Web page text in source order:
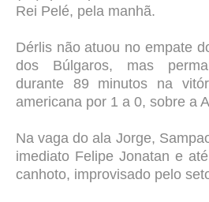
Rei Pelé, pela manhã.
Dérlis não atuou no empate
dos Búlgaros, mas
durante 89 minutos na
americana por 1 a 0, sobre a
Na vaga do ala Jorge,
imediato Felipe Jonatan e
canhoto, improvisado pelo